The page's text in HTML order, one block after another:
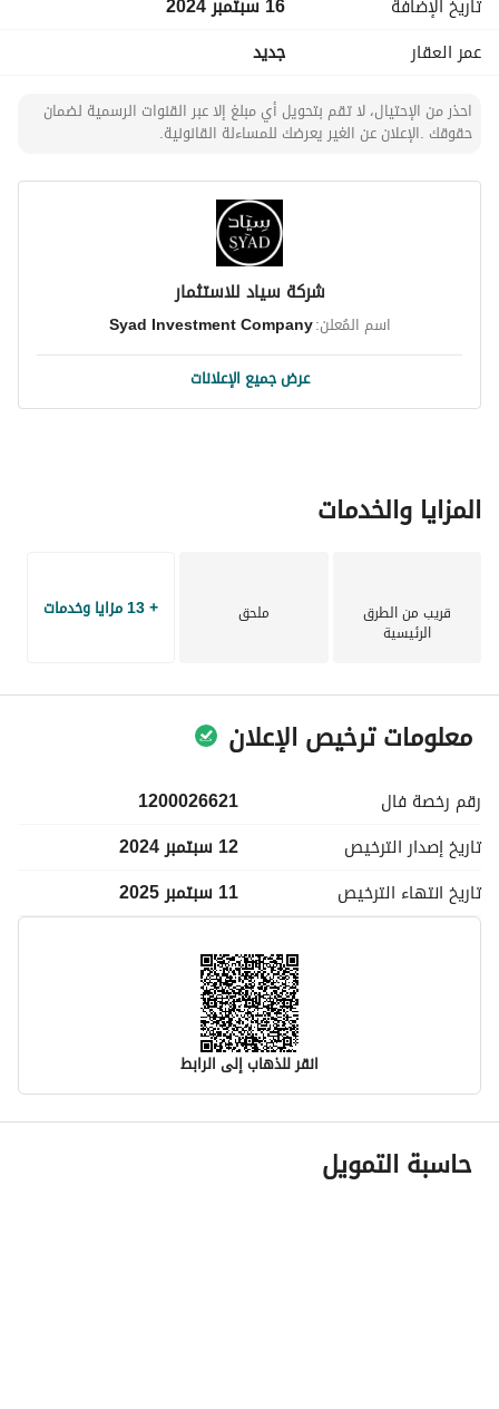
تاريخ الإضافة
16 سبتمبر 2024
عمر العقار
جديد
احذر من الإحتيال، لا تقم بتحويل أي مبلغ إلا عبر القنوات الرسمية لضمان
حقوقك .الإعلان عن الغير يعرضك للمساءلة القانونية.
شركة سياد للاستثمار
اسم المُعلن:Syad Investment Company
عرض جميع الإعلانات
المزايا والخدمات
قريب من الطرق
الرئيسية
ملحق + 13 مزايا وخدمات
معلومات ترخيص الإعلان
رقم رخصة فال
1200026621
تاريخ إصدار الترخيص
12 سبتمبر 2024
تاريخ انتهاء الترخيص 11 سبتمبر 2025
انقر للذهاب إلى الرابط
معلومات مسؤول الإعلان
اسم المسؤول
حاسبة التمويل